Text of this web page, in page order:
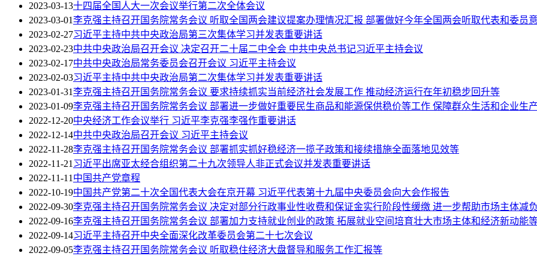
2023-03-13十四届全国人大一次会议举行第二次全体会议
2023-03-01李克强主持召开国务院常务会议 听取全国两会建议提案办理情况汇报 部署做好今年全国两会听取代表和委员
2023-02-27习近平主持中共中央政治局第三次集体学习并发表重要讲话
2023-02-23中共中央政治局召开会议 决定召开二十届二中全会 中共中央总书记习近平主持会议
2023-02-17中共中央政治局常务委员会召开会议 习近平主持会议
2023-02-03习近平主持中共中央政治局第二次集体学习并发表重要讲话
2023-01-31李克强主持召开国务院常务会议 要求持续抓实当前经济社会发展工作 推动经济运行在年初稳步回升等
2023-01-09李克强主持召开国务院常务会议 部署进一步做好重要民生商品和能源保供稳价等工作 保障群众生活和企业生
2022-12-20中央经济工作会议举行 习近平李克强李强作重要讲话
2022-12-14中共中央政治局召开会议 习近平主持会议
2022-11-28李克强主持召开国务院常务会议 部署抓实抓好稳经济一揽子政策和接续措施全面落地见效等
2022-11-21习近平出席亚太经合组织第二十九次领导人非正式会议并发表重要讲话
2022-11-11中国共产党章程
2022-10-19中国共产党第二十次全国代表大会在京开幕 习近平代表第十九届中央委员会向大会作报告
2022-09-30李克强主持召开国务院常务会议 决定对部分行政事业性收费和保证金实行阶段性缓缴 进一步帮助市场主体减
2022-09-16李克强主持召开国务院常务会议 部署加力支持就业创业的政策 拓展就业空间培育壮大市场主体和经济新动能
2022-09-14习近平主持召开中央全面深化改革委员会第二十七次会议
2022-09-05李克强主持召开国务院常务会议 听取稳住经济大盘督导和服务工作汇报等